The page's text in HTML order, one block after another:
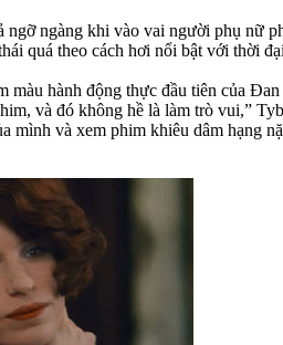
ngàng khi vào vai người phụ nữ
quá theo cách hơi nổi bật với thời
màu hành động thực đầu tiên của
và đó không hề là làm trò vui,”
và xem phim khiêu dâm hạng